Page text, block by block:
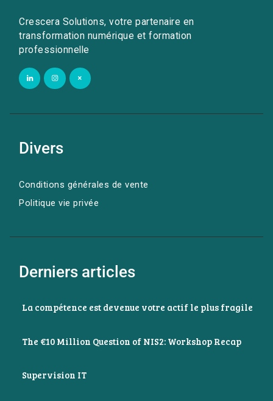
Crescera Solutions, votre partenaire en
transformation numérique et formation
professionnelle
Divers
Conditions générales de vente
Politique vie privée
Derniers articles
La compétence est devenue votre actif le plus fragile
The €10 Million Question of NIS2: Workshop Recap
Supervision IT